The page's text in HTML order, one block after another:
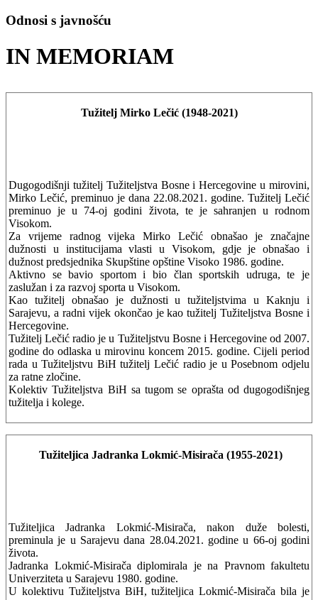
Odnosi s javnošću
IN MEMORIAM
Tužitelj Mirko Lečić (1948-2021)
Dugogodišnji tužitelj Tužiteljstva Bosne i Hercegovine u mirovini,
Mirko Lečić, preminuo je dana 22.08.2021. godine. Tužitelj Lečić
preminuo je u 74-oj godini života, te je sahranjen u rodnom
Visokom.
Za vrijeme radnog vijeka Mirko Lečić obnašao je značajne
dužnosti u institucijama vlasti u Visokom, gdje je obnašao i
dužnost predsjednika Skupštine opštine Visoko 1986. godine.
Aktivno se bavio sportom i bio član sportskih udruga, te je
zaslužan i za razvoj sporta u Visokom.
Kao tužitelj obnašao je dužnosti u tužiteljstvima u Kaknju i
Sarajevu, a radni vijek okončao je kao tužitelj Tužiteljstva Bosne i
Hercegovine.
Tužitelj Lečić radio je u Tužiteljstvu Bosne i Hercegovine od 2007.
godine do odlaska u mirovinu koncem 2015. godine. Cijeli period
rada u Tužiteljstvu BiH tužitelj Lečić radio je u Posebnom odjelu
za ratne zločine.
Kolektiv Tužiteljstva BiH sa tugom se oprašta od dugogodišnjeg
tužitelja i kolege.
Tužiteljica Jadranka Lokmić-Misirača (1955-2021)
Tužiteljica Jadranka Lokmić-Misirača, nakon duže bolesti,
preminula je u Sarajevu dana 28.04.2021. godine u 66-oj godini
života.
Jadranka Lokmić-Misirača diplomirala je na Pravnom fakultetu
Univerziteta u Sarajevu 1980. godine.
U kolektivu Tužiteljstva BiH, tužiteljica Lokmić-Misirača bila je